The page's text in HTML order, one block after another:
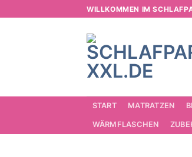
Inhalt
WILLKOMMEN IM
START MATRATZEN
WÄRMFLASCHEN